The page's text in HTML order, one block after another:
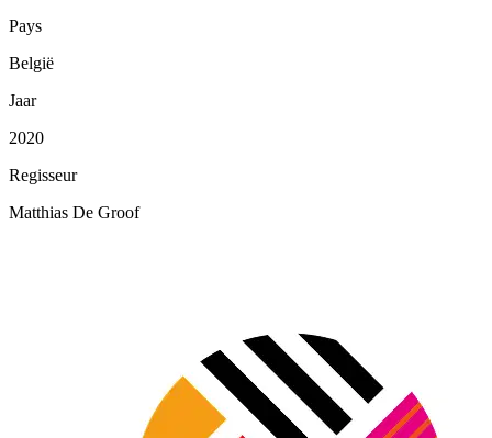
Pays
België
Jaar
2020
Regisseur
Matthias De Groof